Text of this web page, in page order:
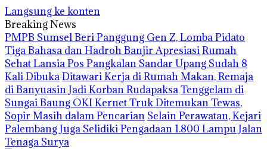
Langsung ke konten
Breaking News
PMPB Sumsel Beri Panggung Gen Z, Lomba Pidato
Tiga Bahasa dan Hadroh Banjir ApresiasiRumah
Sehat Lansia Pos Pangkalan Sandar Upang Sudah 8
Kali DibukaDitawari Kerja di Rumah Makan, Remaja
di Banyuasin Jadi Korban RudapaksaTenggelam di
Sungai Baung OKI Kernet Truk Ditemukan Tewas,
Sopir Masih dalam Pencarian Selain Perawatan, Kejari
Palembang Juga Selidiki Pengadaan 1.800 Lampu Jalan
Tenaga Surya